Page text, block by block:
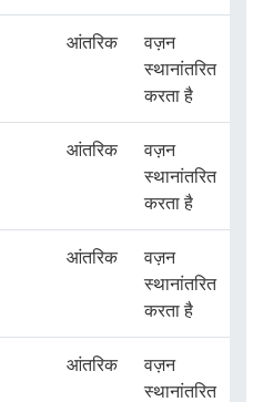
आंतरिक
वज़न
स्थानांतरित
करता है
आंतरिक
वज़न
स्थानांतरित
करता है
आंतरिक
वज़न
स्थानांतरित
करता है
आंतरिक
वज़न
स्थानांतरित